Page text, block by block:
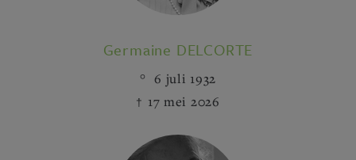
Germaine DELCORTE
6 juli 1932
17 mei 2026